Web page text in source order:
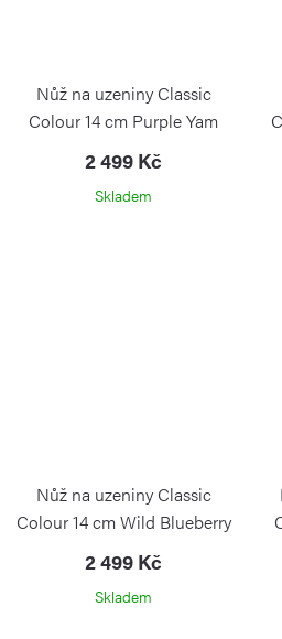
Nůž na uzeniny Classic
Colour 14 cm Purple Yam
2 499 Kč
Skladem
Nůž na uzeniny Classic
Colour 14 cm Wild Blueberry
2 499 Kč
Skladem